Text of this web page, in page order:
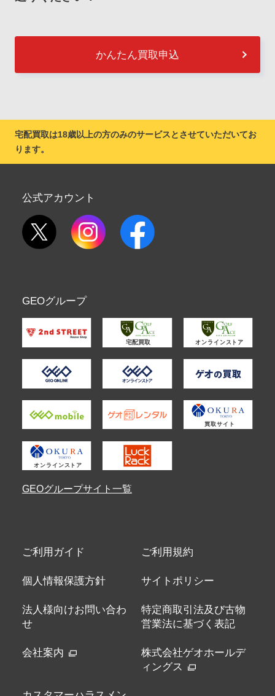
かんたん買取申込
宅配買取は18歳以上の方のみのサービスとさせていただいてお
ります。
公式アカウント
GEOグループ
GEOグループサイト一覧
ご利用ガイド ご利用規約
個人情報保護方針 サイトポリシー
法人様向けお問い合わ
せ
特定商取引法及び古物
営業法に基づく表記
会社案内
株式会社ゲオホールデ
ィングス